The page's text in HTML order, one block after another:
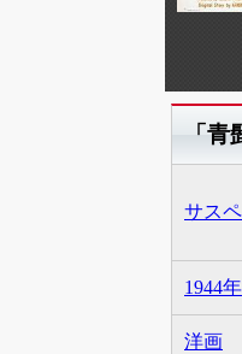
「
サス
1944年
洋画